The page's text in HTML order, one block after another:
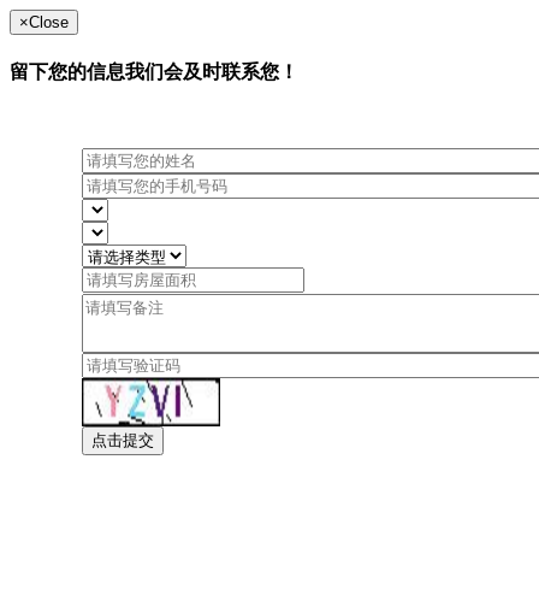
×Close
留下您的信息我们会及时联系您！
点击提交